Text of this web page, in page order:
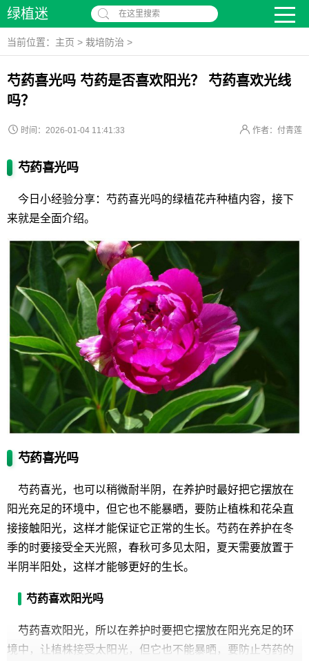
绿植迷 在这里搜索
当前位置： 主页 > 栽培防治 >
芍药喜光吗 芍药是否喜欢阳光？ 芍药喜欢光线
吗？
时间：2026-01-04 11:41:33 作者：付青莲
芍药喜光吗
今日小经验分享：芍药喜光吗的绿植花卉种植内容，接下
来就是全面介绍。
芍药喜光吗
芍药喜光，也可以稍微耐半阴，在养护时最好把它摆放在
阳光充足的环境中，但它也不能暴晒，要防止植株和花朵直
接接触阳光，这样才能保证它正常的生长。芍药在养护在冬
季的时要接受全天光照，春秋可多见太阳，夏天需要放置于
半阴半阳处，这样才能够更好的生长。
芍药喜欢阳光吗
芍药喜欢阳光，所以在养护时要把它摆放在阳光充足的环
境中，让植株接受太阳光，但它也不能暴晒，要防止芍药的